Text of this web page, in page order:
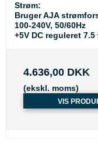
Strøm:
Bruger AJA
100-240V, 50/60Hz
+5V DC reguleret
4.636,00 DKK
(ekskl. moms)
VIS